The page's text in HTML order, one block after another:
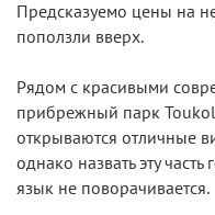
Предсказуемо цены на
поползли вверх.
Рядом с красивыми
прибрежный парк
открываются отличные
однако назвать эту
язык не поворачивается.